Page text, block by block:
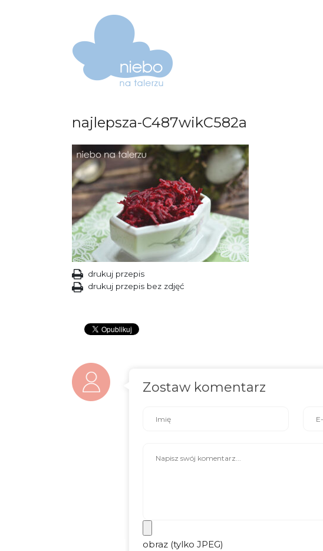
najlepsza-C487wikC582a
drukuj przepis
drukuj przepis bez zdjęć
Zostaw komentarz
obraz (tylko JPEG)